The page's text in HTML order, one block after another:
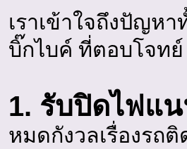
เราเข้าใจถึงปัญห
บิ๊กไบค์ ที่ตอบโจท
1. รับปิดไฟแ
หมดกังวลเรื่องรถ